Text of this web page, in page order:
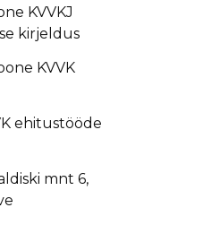
KVVKJ
kirjeldus
KVVK
ehitustööde
mnt 6,